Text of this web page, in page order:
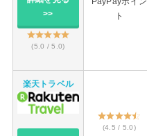
>>
(5.0 / 5.0)
ト
楽天トラベル
(4.5 / 5.0)